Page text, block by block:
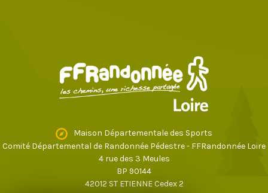
Maison Départementale des Sports
Comité Départemental de Randonnée Pédestre - FFRandonnée Loire
4 rue des 3 Meules
BP 90144
42012 ST ETIENNE Cedex 2